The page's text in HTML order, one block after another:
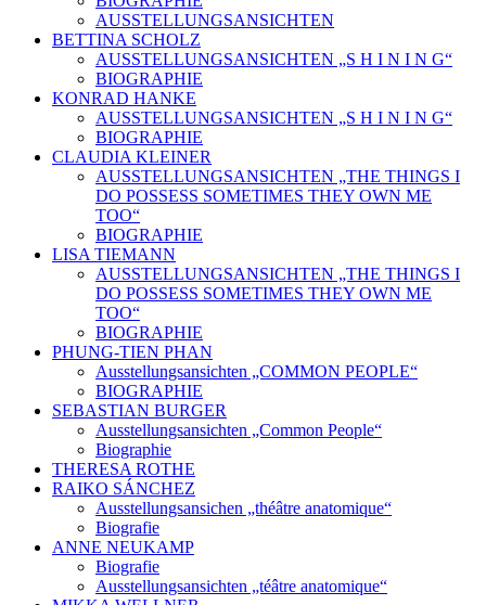
AUSSTELLUNGSANSICHTEN
BETTINA SCHOLZ
AUSSTELLUNGSANSICHTEN „S H I N I N G“
BIOGRAPHIE
KONRAD HANKE
AUSSTELLUNGSANSICHTEN „S H I N I N G“
BIOGRAPHIE
CLAUDIA KLEINER
AUSSTELLUNGSANSICHTEN „THE THINGS I
DO POSSESS SOMETIMES THEY OWN ME
TOO“
BIOGRAPHIE
LISA TIEMANN
AUSSTELLUNGSANSICHTEN „THE THINGS I
DO POSSESS SOMETIMES THEY OWN ME
TOO“
BIOGRAPHIE
PHUNG-TIEN PHAN
Ausstellungsansichten „COMMON PEOPLE“
BIOGRAPHIE
SEBASTIAN BURGER
Ausstellungsansichten „Common People“
Biographie
THERESA ROTHE
RAIKO SÁNCHEZ
Ausstellungsansichen „théâtre anatomique“
Biografie
ANNE NEUKAMP
Biografie
Ausstellungsansichten „téâtre anatomique“